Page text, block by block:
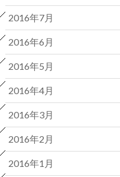
2016年7月
2016年6月
2016年5月
2016年4月
2016年3月
2016年2月
2016年1月